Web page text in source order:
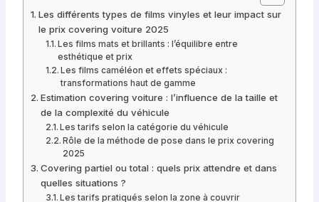
Les différents types de films vinyles et leur impact sur
le prix covering voiture 2025
Les films mats et brillants : l’équilibre entre
esthétique et prix
Les films caméléon et effets spéciaux :
transformations haut de gamme
Estimation covering voiture : l’influence de la taille et
de la complexité du véhicule
Les tarifs selon la catégorie du véhicule
Rôle de la méthode de pose dans le prix covering
2025
Covering partiel ou total : quels prix attendre et dans
quelles situations ?
Les tarifs pratiqués selon la zone à couvrir